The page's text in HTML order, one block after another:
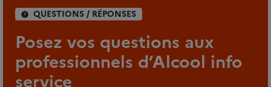
QUESTIONS / RÉPONSES
Posez vos questions aux
professionnels d’Alcool info
service